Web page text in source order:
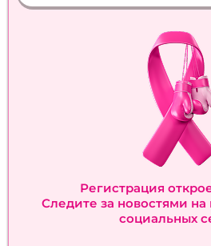
Регистрация
Следите за новостями
социальных